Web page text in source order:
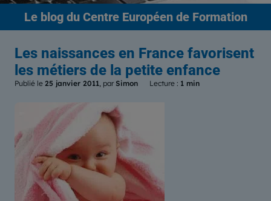
Le blogdu Centre Européen de Formation
Les naissances en France favorisent
les métiers de la petite enfance
Publié le 25 janvier 2011, par Simon Lecture : 1 min